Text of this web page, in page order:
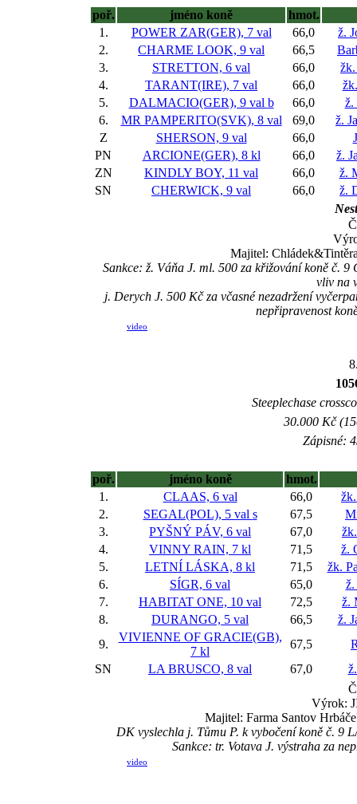
poř. jméno koně
hmot.
1.
POWER ZAR(GER), 7 val 66,0
ž.
2.
CHARME LOOK, 9 val 66,5
3.
STRETTON, 6 val 66,0
4.
TARANT(IRE), 7 val 66,0
5.
DALMACIO(GER), 9 val b 66,0
ž.
6.
MR PAMPERITO(SVK), 8 val 69,0
ž.
Z
SHERSON, 9 val 66,0
PN
ARCIONE(GER), 8 kl 66,0
ž.
ZN
KINDLY BOY, 11 val 66,0
ž.
SN
CHERWICK, 9 val 66,0
ž.
Majitel:
Sankce: ž. Váňa J. ml. 500 za křižování koně č.
vliv na
j. Derych J. 500 Kč za včasné nezadržení
nepřipravenost
video
Steeplechase
30.000 Kč
Zápisné:
poř. jméno koně
hmot.
1.
CLAAS, 6 val 66,0
2.
SEGAL(POL), 5 val s 67,5
3.
PYŠNÝ PÁV, 6 val 67,0
4.
VINNY RAIN, 7 kl 71,5
ž.
5.
LETNÍ LÁSKA, 8 kl 71,5
žk.
6.
SÍGR, 6 val 65,0
ž.
7.
HABITAT ONE, 10 val 72,5
ž.
8.
DURANGO, 5 val 66,5
ž.
9.
VIVIENNE OF GRACIE(GB),
7 kl
67,5
SN
LA BRUSCO, 8 val 67,0
Výrok:
Majitel: Farma Santov
DK vyslechla j. Tůmu P. k vybočení koně č. 9
Sankce: tr. Votava J. výstraha za
video